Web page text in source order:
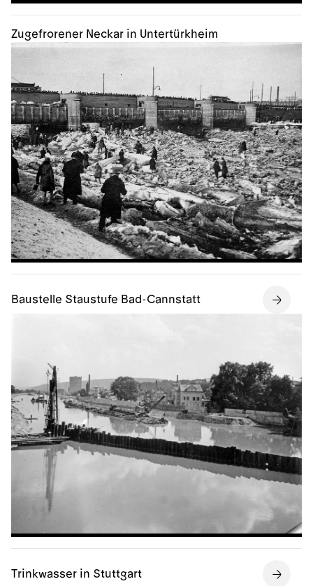
Zugefrorener Neckar in Untertürkheim
Baustelle Staustufe Bad-Cannstatt
Trinkwasser in Stuttgart